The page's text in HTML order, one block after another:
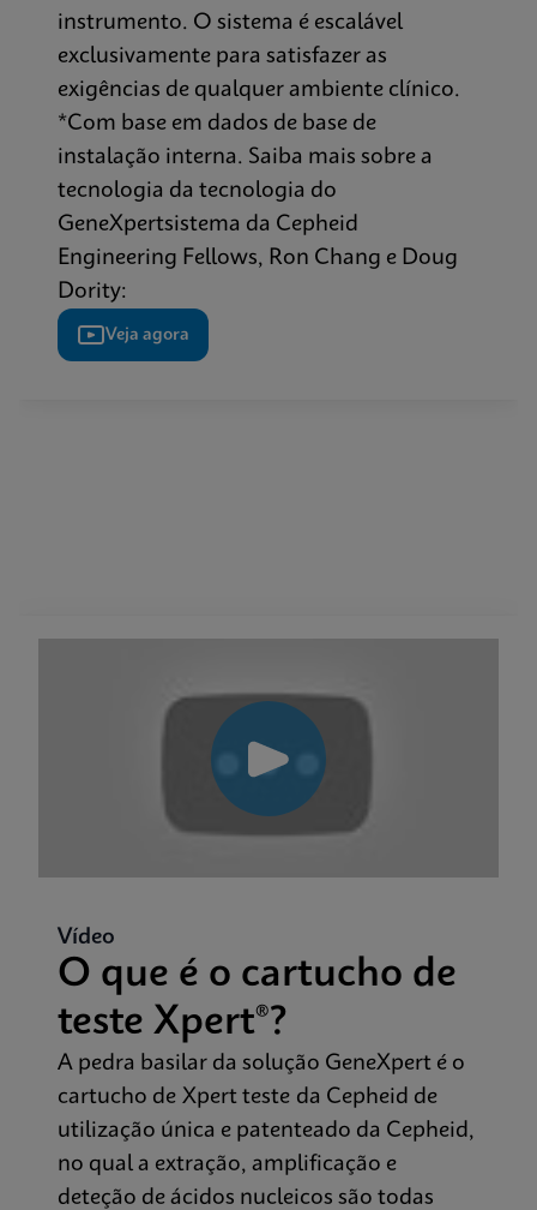
instrumento. O sistema é escalável
exclusivamente para satisfazer as
exigências de qualquer ambiente clínico.
*Com base em dados de base de
instalação interna. Saiba mais sobre a
tecnologia da tecnologia do
GeneXpertsistema da Cepheid
Engineering Fellows, Ron Chang e Doug
Dority:
Veja agora
Vídeo
O que é o cartucho de
teste Xpert®?
A pedra basilar da solução GeneXpert é o
cartucho de Xpert teste da Cepheid de
utilização única e patenteado da Cepheid,
no qual a extração, amplificação e
deteção de ácidos nucleicos são todas